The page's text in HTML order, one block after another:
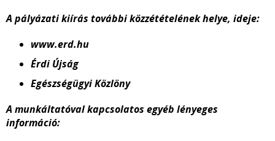
A pályázati kiírás további közzétételének helye, ideje:
www.erd.hu
Érdi Újság
Egészségügyi Közlöny
A munkáltatóval kapcsolatos egyéb lényeges
információ: